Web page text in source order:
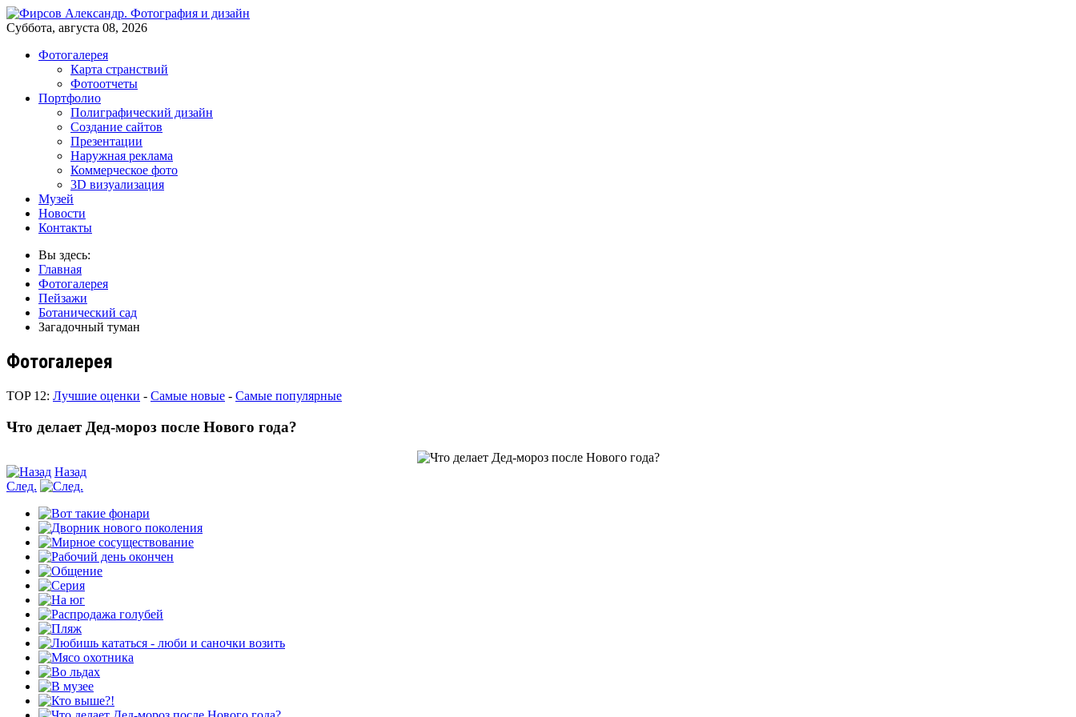
Суббота, августа 08, 2026
Фотогалерея
Карта странствий
Фотоотчеты
Портфолио
Полиграфический дизайн
Создание сайтов
Презентации
Наружная реклама
Коммерческое фото
3D визуализация
Музей
Новости
Контакты
Вы здесь:
Главная
Фотогалерея
Пейзажи
Ботанический сад
Загадочный туман
Фотогалерея
TOP 12: Лучшие оценки - Самые новые - Самые популярные
Что делает Дед-мороз после Нового года?
Назад
След.